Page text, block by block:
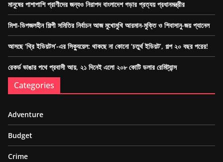
মানুষের পাশাপাশি প্রাণীদের জন্যও নিরাপদ বাংলাদেশ গড়ার প্রত্যয় প্রধানমন্ত্রীর
মিশা-ডিপজলহীন শিল্পী সমিতির নির্বাচন আজ মুখোমুখি আরমান-মুক্তি ও শিবাসানু-জয় প্যানেল
আসছে ‘থ্রি ইডিয়টস’-এর সিক্যুয়েল: থাকছে না কোনো ‘চতুর্থ ইডিয়ট’, গল্প ২০ বছর পরের!
রেকর্ড ভাঙার পথে প্রবাসী আয়, ২১ দিনেই এলো ২০৮ কোটি ডলার রেমিট্যান্স
Categories
Adventure
Budget
Crime